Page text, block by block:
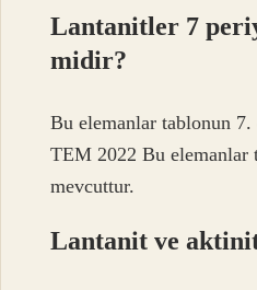
Lantanitler 7
midir?
Bu elemanlar tablonun
TEM 2022 Bu elemanlar
mevcuttur.
Lantanit ve